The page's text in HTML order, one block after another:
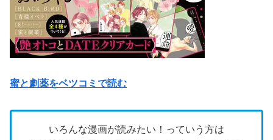
蜜と劇薬をベツコミで読む
いろんな漫画が読みたい！っていう方は